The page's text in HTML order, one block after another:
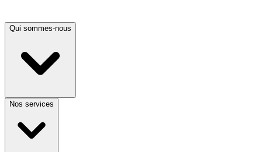
Qui sommes-nous
Nos services